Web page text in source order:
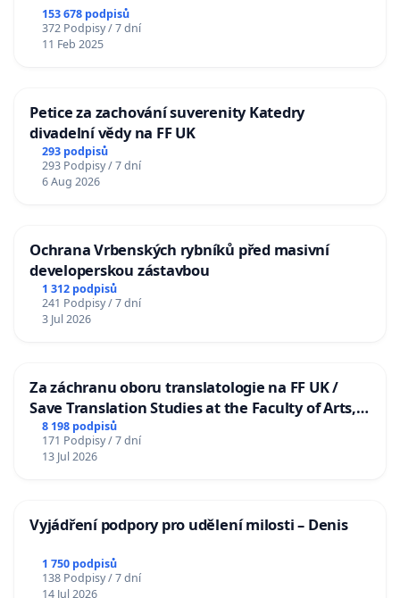
153 678 podpisů
372 Podpisy / 7 dní
11 Feb 2025
Petice za zachování suverenity Katedry
divadelní vědy na FF UK
293 podpisů
293 Podpisy / 7 dní
6 Aug 2026
Ochrana Vrbenských rybníků před masivní
developerskou zástavbou
1 312 podpisů
241 Podpisy / 7 dní
3 Jul 2026
Za záchranu oboru translatologie na FF UK /
Save Translation Studies at the Faculty of Arts,
Charles University
8 198 podpisů
171 Podpisy / 7 dní
13 Jul 2026
Vyjádření podpory pro udělení milosti – Denis
1 750 podpisů
138 Podpisy / 7 dní
14 Jul 2026